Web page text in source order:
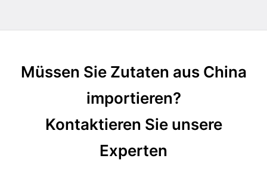
Müssen Sie Zutaten aus China
importieren?
Kontaktieren Sie unsere
Experten